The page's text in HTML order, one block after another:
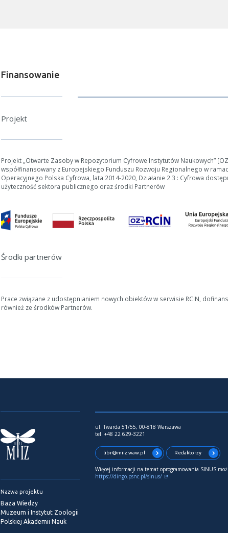
Finansowanie
Projekt
Projekt „Otwarte Zasoby w Repozytorium Cyfrowe Instytutów Naukowych”
współfinansowany z Europejskiego Funduszu Rozwoju Regionalnego w
Operacyjnego Polska Cyfrowa, lata 2014-2020, Działanie 2.3 : Cyfrowa
użyteczność sektora publicznego oraz środki Partnerów
Środki partnerów
Prace związane z udostępnianiem nowych obiektów w serwisie RCIN,
również ze środków Partnerów.
Nazwa projektu
Baza Wiedzy
Muzeum i Instytut Zoologii
Polskiej Akademii Nauk
ul. Twarda 51/55, 00-818 Warszawa
tel. +48 22 629-3221
libr@miiz.waw.pl Redaktorzy
Więcej informacji na temat oprogramowania SINUS
https://dingo.psnc.pl/sinus/